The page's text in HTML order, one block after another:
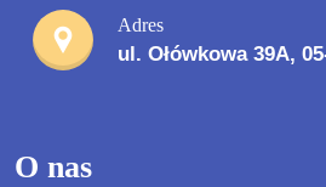
Adres
ul. Ołówkowa 39A,
O nas